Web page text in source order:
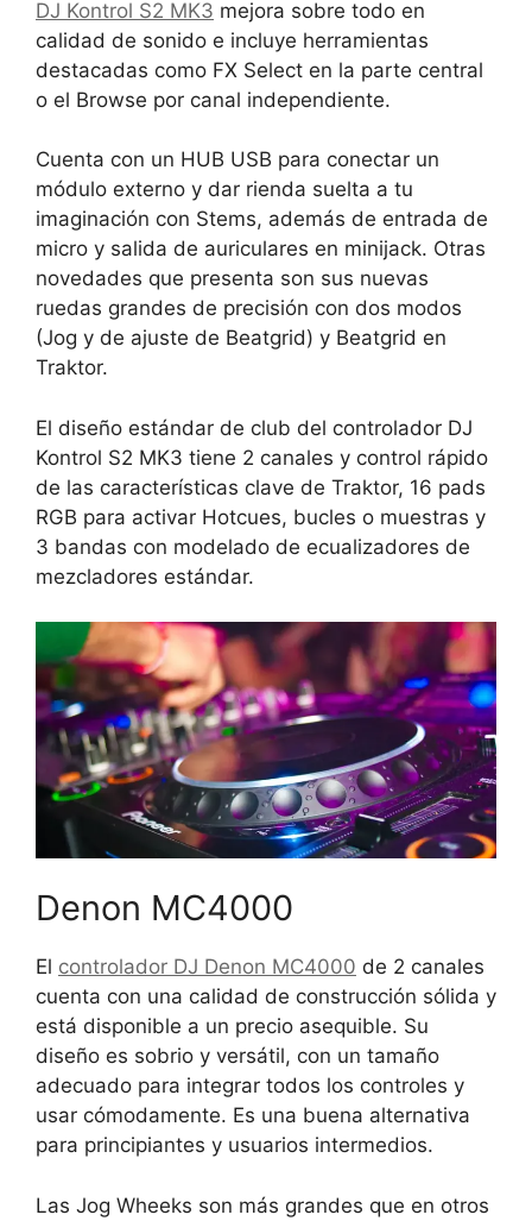
DJ Kontrol S2 MK3 mejora sobre todo en
calidad de sonido e incluye herramientas
destacadas como FX Select en la parte central
o el Browse por canal independiente.
Cuenta con un HUB USB para conectar un
módulo externo y dar rienda suelta a tu
imaginación con Stems, además de entrada de
micro y salida de auriculares en minijack. Otras
novedades que presenta son sus nuevas
ruedas grandes de precisión con dos modos
(Jog y de ajuste de Beatgrid) y Beatgrid en
Traktor.
El diseño estándar de club del controlador DJ
Kontrol S2 MK3 tiene 2 canales y control rápido
de las características clave de Traktor, 16 pads
RGB para activar Hotcues, bucles o muestras y
3 bandas con modelado de ecualizadores de
mezcladores estándar.
Denon MC4000
El controlador DJ Denon MC4000 de 2 canales
cuenta con una calidad de construcción sólida y
está disponible a un precio asequible. Su
diseño es sobrio y versátil, con un tamaño
adecuado para integrar todos los controles y
usar cómodamente. Es una buena alternativa
para principiantes y usuarios intermedios.
Las Jog Wheeks son más grandes que en otros